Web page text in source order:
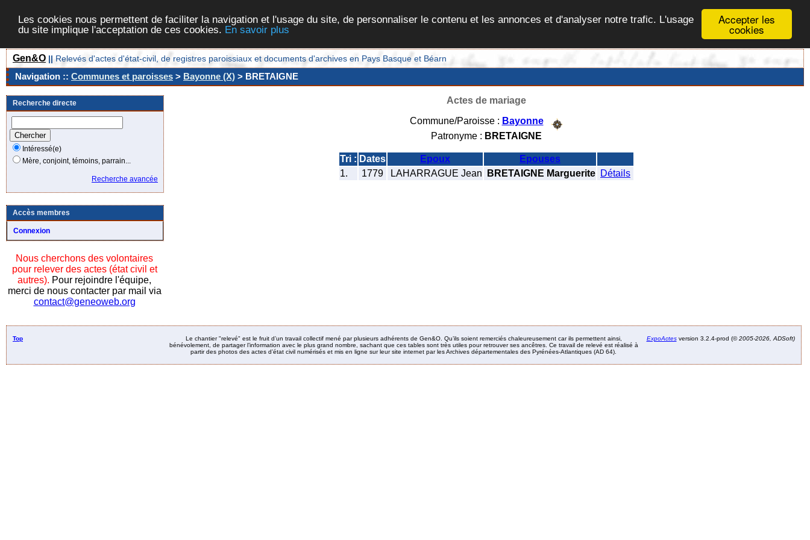
Accepter les
cookies
Les cookies nous permettent de faciliter la navigation et l'usage du site, de personnaliser le contenu et les annonces et d'analyser notre trafic. L'usage
du site implique l'acceptation de ces cookies. En savoir plus
Gen&O || Relevés d'actes d'état-civil, de registres paroissiaux et documents d'archives en Pays Basque et Béarn
Navigation :: Communes et paroisses > Bayonne (X) > BRETAIGNE
Recherche directe
Intéressé(e)
Mère, conjoint, témoins, parrain...
Recherche avancée
Accès membres
Connexion
Nous cherchons des volontaires
pour relever des actes (état civil et
autres). Pour rejoindre l'équipe,
merci de nous contacter par mail via
contact@geneoweb.org
Actes de mariage
Commune/Paroisse : Bayonne
Patronyme : BRETAIGNE
Tri : Dates Epoux
Epouses
1.
1779 LAHARRAGUE Jean BRETAIGNE Marguerite Détails
Top
Le chantier "relevé" est le fruit d’un travail collectif mené par plusieurs adhérents de Gen&O. Qu’ils soient remerciés chaleureusement car ils permettent ainsi,
bénévolement, de partager l’information avec le plus grand nombre, sachant que ces tables sont très utiles pour retrouver ses ancêtres. Ce travail de relevé est réalisé à
partir des photos des actes d’état civil numérisés et mis en ligne sur leur site internet par les Archives départementales des Pyrénées-Atlantiques (AD 64).
ExpoActesversion 3.2.4-prod (©2005-2026, ADSoft)